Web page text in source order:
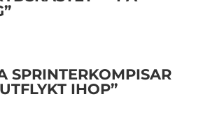
SPRINTERKOMPISAR
IHOP”